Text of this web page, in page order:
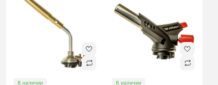
В наличии В наличии